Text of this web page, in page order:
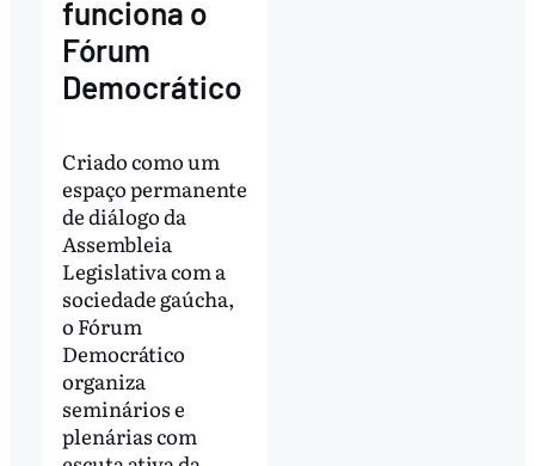
funciona o
Fórum
Democrático
Criado como um
espaço permanente
de diálogo da
Assembleia
Legislativa com a
sociedade gaúcha,
o Fórum
Democrático
organiza
seminários e
plenárias com